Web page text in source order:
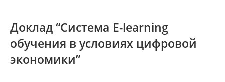
Доклад “Система E-learning
обучения в условиях цифровой
экономики”